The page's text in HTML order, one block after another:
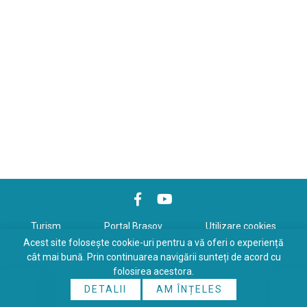
Turism Portal Braşov Utilizare cookies
Politică de confidenţialitate
Copyrights © 2026 All Rights Reserved. Powered by
Online
Acest site folosește cookie-uri pentru a vă oferi o experiență
cât mai bună. Prin continuarea navigării sunteți de acord cu
folosirea acestora.
DETALII
AM ÎNȚELES